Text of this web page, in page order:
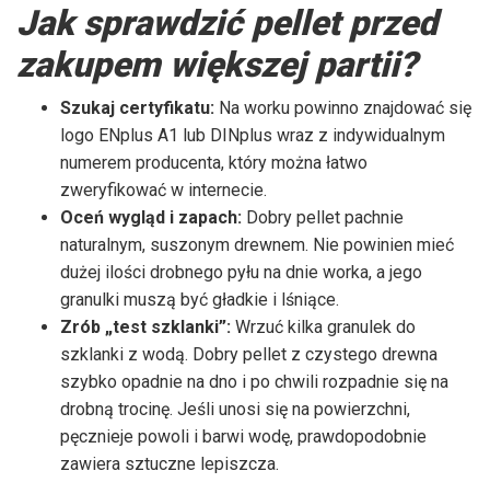
Jak sprawdzić pellet przed
zakupem większej partii?
Szukaj certyfikatu: Na worku powinno znajdować się
logo ENplus A1 lub DINplus wraz z indywidualnym
numerem producenta, który można łatwo
zweryfikować w internecie.
Oceń wygląd i zapach: Dobry pellet pachnie
naturalnym, suszonym drewnem. Nie powinien mieć
dużej ilości drobnego pyłu na dnie worka, a jego
granulki muszą być gładkie i lśniące.
Zrób „test szklanki”: Wrzuć kilka granulek do
szklanki z wodą. Dobry pellet z czystego drewna
szybko opadnie na dno i po chwili rozpadnie się na
drobną trocinę. Jeśli unosi się na powierzchni,
pęcznieje powoli i barwi wodę, prawdopodobnie
zawiera sztuczne lepiszcza.